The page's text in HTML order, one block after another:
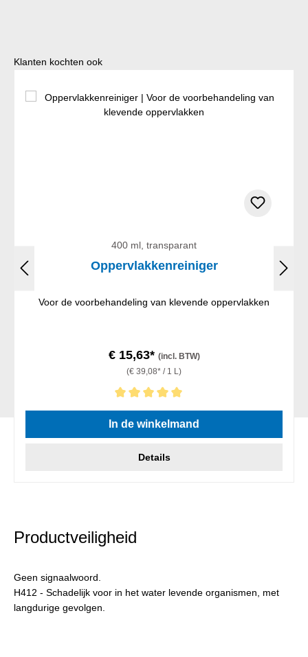
Productgalerij overslaan
Klanten kochten ook
400 ml, transparant
Oppervlakkenreiniger
Voor de voorbehandeling van klevende oppervlakken
€ 15,63* (incl. BTW)
(€ 39,08* / 1 L)
Gemiddelde waardering van 5 van 5 sterren
In de winkelmand
Details
Productveiligheid
Geen signaalwoord.
H412 - Schadelijk voor in het water levende organismen, met
langdurige gevolgen.